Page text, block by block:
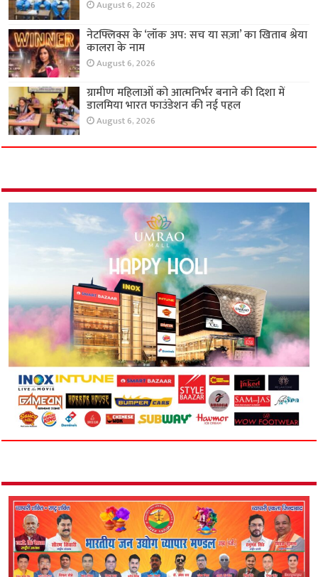
August 6, 2026
नेटफ्लिक्स के ‘लॉक अप: सच या सज़ा’ का खिताब श्रेया
कालरा के नाम
August 6, 2026
ग्रामीण महिलाओं को आत्मनिर्भर बनाने की दिशा में
डालमिया भारत फाउंडेशन की नई पहल
August 6, 2026